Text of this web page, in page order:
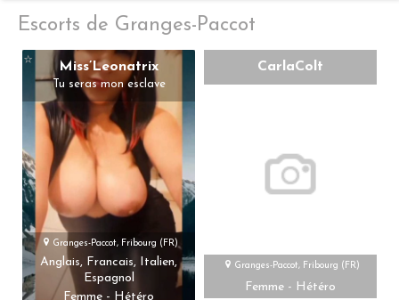
Escorts de Granges-Paccot
⭐️ Miss’Leonatrix
Tu seras mon esclave
Granges-Paccot, Fribourg (FR)
Anglais, Francais, Italien,
Espagnol
Femme - Hétéro
CarlaColt
Granges-Paccot, Fribourg (FR)
Femme - Hétéro